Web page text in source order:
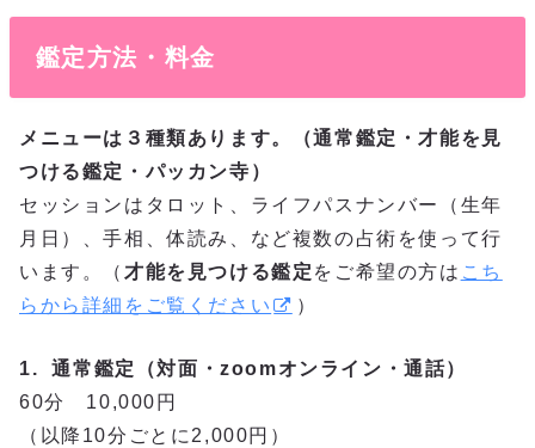
鑑定方法・料金
メニューは３種類あります。（通常鑑定・才能を見
つける鑑定・パッカン寺）
セッションはタロット、ライフパスナンバー（生年
月日）、手相、体読み、など複数の占術を使って行
います。（ 才能を見つける鑑定 をご希望の方は こち
らから詳細をご覧ください
）
1. 通常鑑定（対面・zoomオンライン・通話）
60分 10,000円
（以降10分ごとに2,000円）